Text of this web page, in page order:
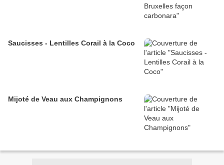
Saucisses - Lentilles Corail à la Coco
Mijoté de Veau aux Champignons